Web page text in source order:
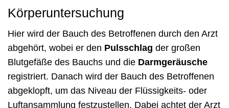
Körperuntersuchung
Hier wird der Bauch des Betroffenen durch den Arzt
abgehört, wobei er den Pulsschlag der großen
Blutgefäße des Bauchs und die Darmgeräusche
registriert. Danach wird der Bauch des Betroffenen
abgeklopft, um das Niveau der Flüssigkeits- oder
Luftansammlung festzustellen. Dabei achtet der Arzt